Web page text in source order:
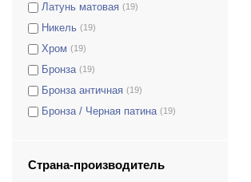
Латунь матовая (19)
Никель (19)
Хром (19)
Бронза (19)
Бронза античная (19)
Бронза / Черная патина (19)
Серебро
Страна-производитель